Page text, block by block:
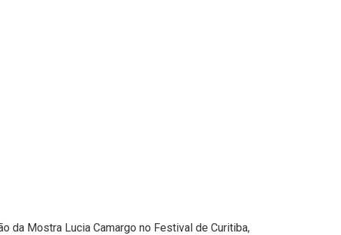
da Mostra Lucia Camargo no Festival de Curitiba,